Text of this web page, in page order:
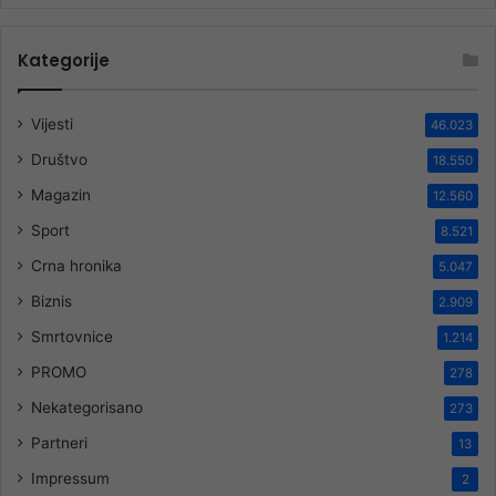
Kategorije
Vijesti 46.023
Društvo 18.550
Magazin 12.560
Sport 8.521
Crna hronika 5.047
Biznis 2.909
Smrtovnice 1.214
PROMO 278
Nekategorisano 273
Partneri 13
Impressum 2